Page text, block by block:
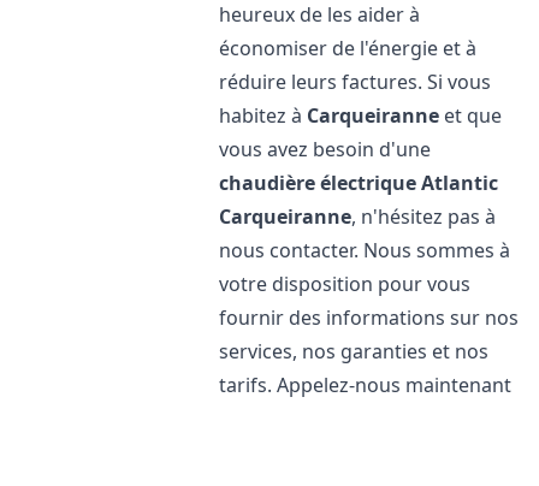
heureux de les aider à
économiser de l'énergie et à
réduire leurs factures. Si vous
habitez à Carqueiranne et que
vous avez besoin d'une
chaudière électrique Atlantic
Carqueiranne, n'hésitez pas à
nous contacter. Nous sommes à
votre disposition pour vous
fournir des informations sur nos
services, nos garanties et nos
tarifs. Appelez-nous maintenant